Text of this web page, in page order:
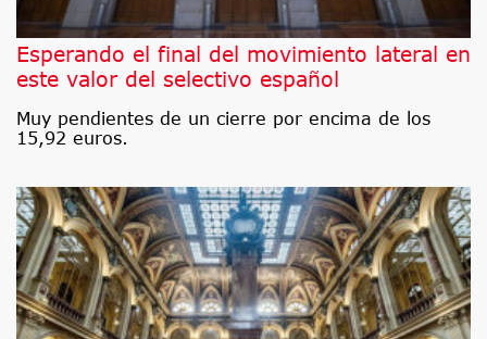
Esperando el final del movimiento lateral en
este valor del selectivo español
Muy pendientes de un cierre por encima de los
15,92 euros.